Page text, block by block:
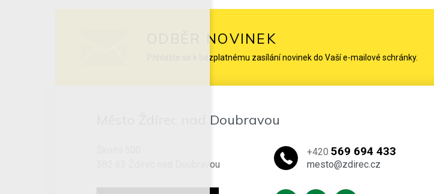
ODBĚR NOVINEK
Přihlašte se k bezplatnému zasílání novinek do Vaší e-mailové schránky.
Město Ždírec nad Doubravou
582 63 Ždírec nad Doubravou
+420569 694 433
mesto@zdirec.cz